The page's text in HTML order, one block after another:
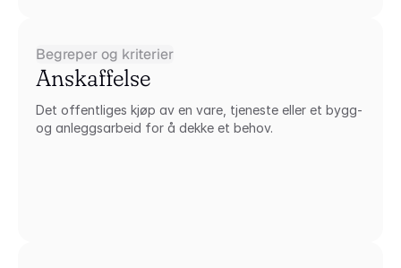
Begreper og kriterier
Anskaffelse
Det offentliges kjøp av en vare, tjeneste eller et bygg-
og anleggsarbeid for å dekke et behov.